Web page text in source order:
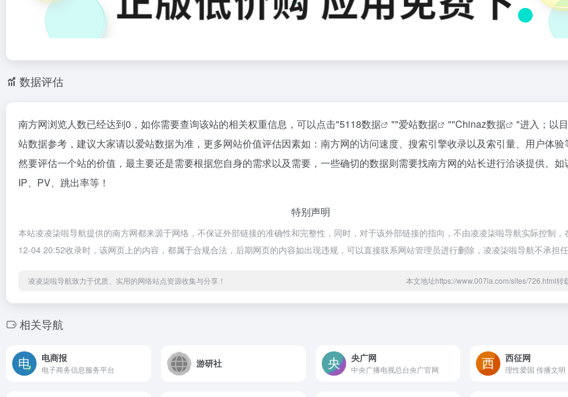
数据评估
南方网浏览人数已经达到0，如你需要查询该站的相关权重信息，可以点击"5118数据 ""爱站数据 ""Chinaz数据
"进入；以
站数据参考，建议大家请以爱站数据为准，更多网站价值评估因素如：南方网的访问速度、搜索引擎收录以及索引量、用户体验
然要评估一个站的价值，最主要还是需要根据您自身的需求以及需要，一些确切的数据则需要找南方网的站长进行洽谈提供。如
IP、PV、跳出率等！
特别声明
本站凌凌柒啦导航提供的南方网都来源于网络，不保证外部链接的准确性和完整性，同时，对于该外部链接的指向，不由凌凌柒啦导航实际控制，
12-04 20:52收录时，该网页上的内容，都属于合规合法，后期网页的内容如出现违规，可以直接联系网站管理员进行删除，凌凌柒啦导航不承担任
凌凌柒啦导航致力于优质、实用的网络站点资源收集与分享！ 本文地址https://www.007la.com/sites/726.html转
相关导航
电商报
电子商务信息服务平台
游研社 央广网
中央广播电视总台央广官网
西征网
理性爱国 传播文明